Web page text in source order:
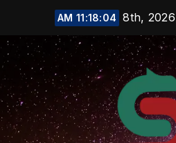
11:18:04 AM